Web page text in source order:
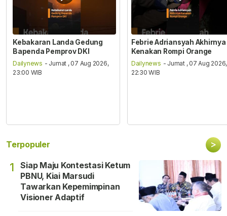
Kebakaran Landa Gedung
Bapenda Pemprov DKI
Dailynews - Jumat , 07 Aug 2026,
23:00 WIB
Febrie Adriansyah Akhirnya
Kenakan Rompi Orange
Dailynews - Jumat , 07 Aug 2026,
22:30 WIB
Terpopuler >
1
Siap Maju Kontestasi Ketum
PBNU, Kiai Marsudi
Tawarkan Kepemimpinan
Visioner Adaptif